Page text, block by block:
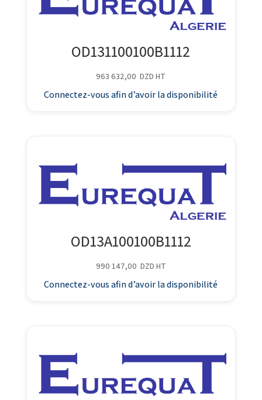
OD131100100B1112
963 632,00 DZD HT
Connectez-vous afin d’avoir la disponibilité
OD13A100100B1112
990 147,00 DZD HT
Connectez-vous afin d’avoir la disponibilité